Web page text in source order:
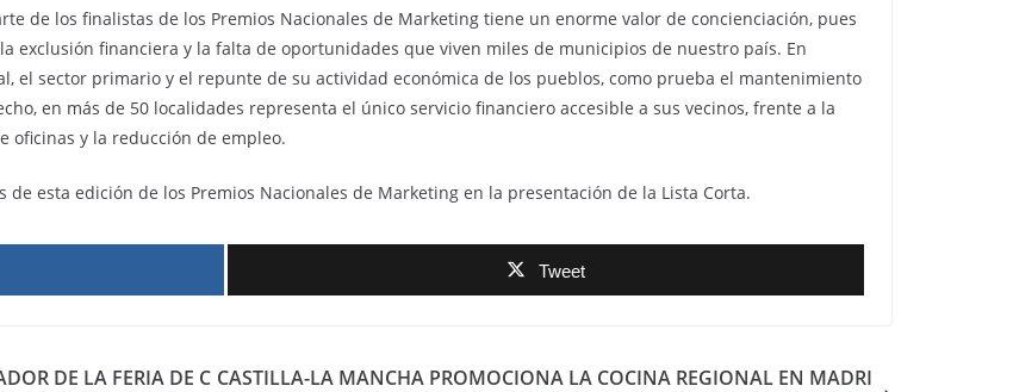
de los finalistas de los Premios Nacionales de Marketing tiene un enorme valor de concienciación, pues
exclusión financiera y la falta de oportunidades que viven miles de municipios de nuestro país. En
el sector primario y el repunte de su actividad económica de los pueblos, como prueba el mantenimiento
en más de 50 localidades representa el único servicio financiero accesible a sus vecinos, frente a la
oficinas y la reducción de empleo.
esta edición de los Premios Nacionales de Marketing en la presentación de la Lista Corta.
Tweet
DE LA FERIA DE C CASTILLA-LA MANCHA PROMOCIONA LA COCINA REGIONAL EN MADRI